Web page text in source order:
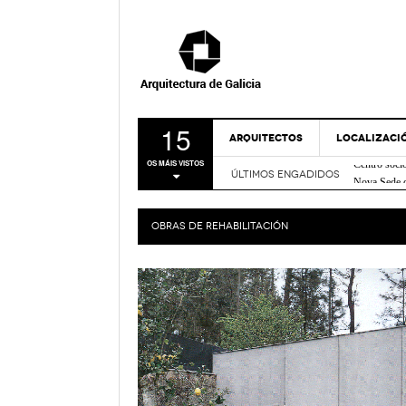
15
OS MÁIS VISTOS
ARQUITECTOS
A CORUÑA
LUGO
MAPA
ÚLTIMOS ENGADIDOS
Centro
Centro de
Verde-
Bico de
Espazo
OBRAS DE REHABILITACIÓN